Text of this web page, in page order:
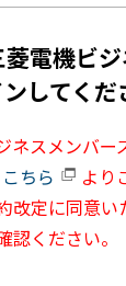
菱電機ビ
してくだ
スメンバー
こちら
より
改定に同意い
認ください。